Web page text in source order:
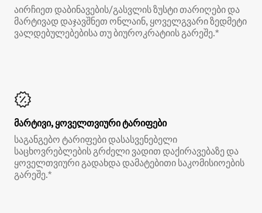
აირჩიეთ დაბინავების/გასვლის ზუსტი თარიღები და
მარტივად დაჯავშნეთ ონლაინ, ყოველგვარი ზედმეტი
ვალდებულებებისა თუ ბიუროკრატიის გარეშე.*
მარტივი, ყოველთვიური ტარიფები
საგანგებო ტარიფები დასასვენებელი
საცხოვრებლების გრძელი ვადით დაქირავებაზე და
ყოველთვიური გადახდა დამატებითი საკომისიოების
გარეშე.*